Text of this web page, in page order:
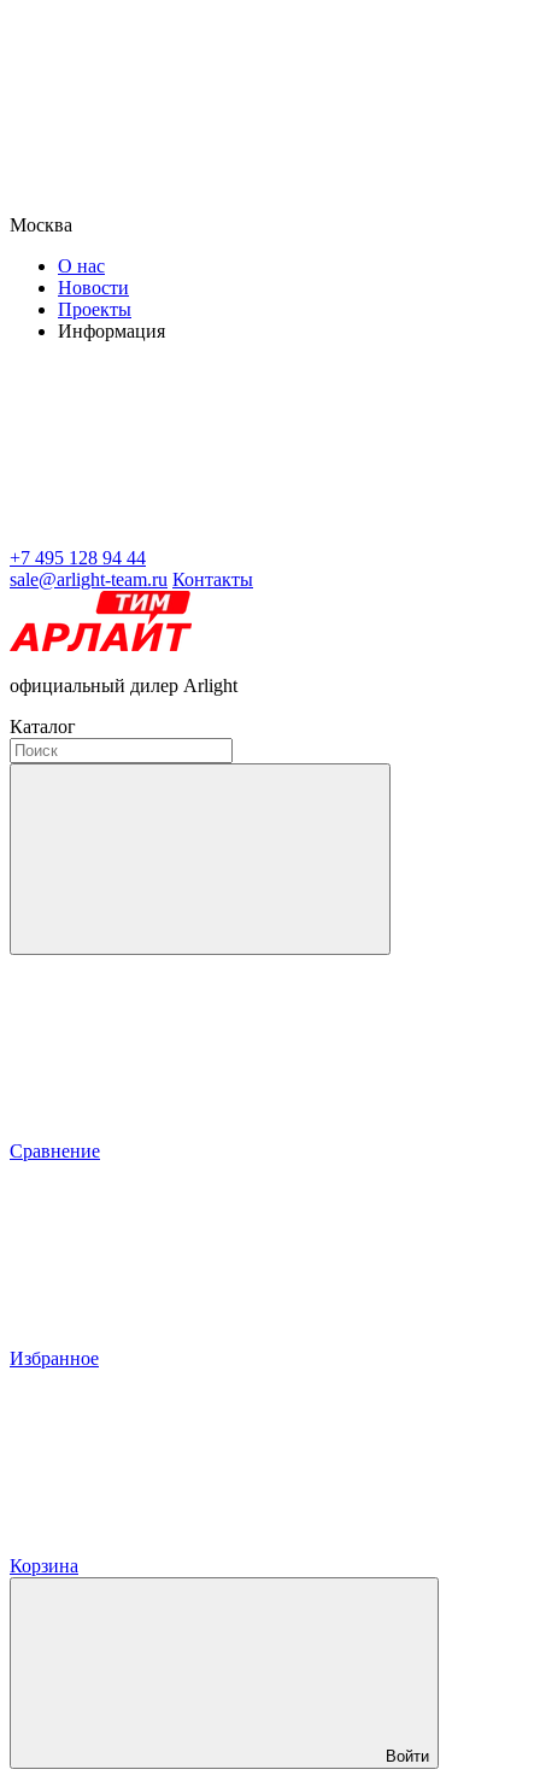
Москва
О нас
Новости
Проекты
Информация
+7 495 128 94 44
sale@arlight-team.ru Контакты
официальный дилер Arlight
Каталог
Сравнение
Избранное
Корзина
Войти